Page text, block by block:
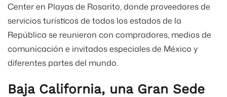
Center en Playas de Rosarito, donde proveedores de
servicios turísticos de todos los estados de la
República se reunieron con compradores, medios de
comunicación e invitados especiales de México y
diferentes partes del mundo.
Baja California, una Gran Sede